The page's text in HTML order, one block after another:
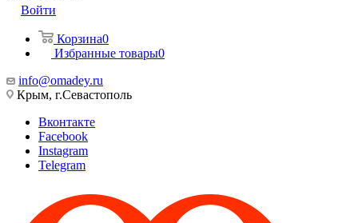
Войти
Корзина0
Избранные товары0
info@omadey.ru
Крым, г.Севастополь
Вконтакте
Facebook
Instagram
Telegram